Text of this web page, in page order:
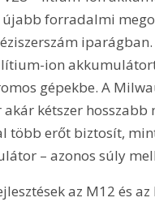
újabb forradalmi
ion
gépekbe. A
kétszer hosszabb
több erőt biztosít,
– azonos súly
az M12 és az